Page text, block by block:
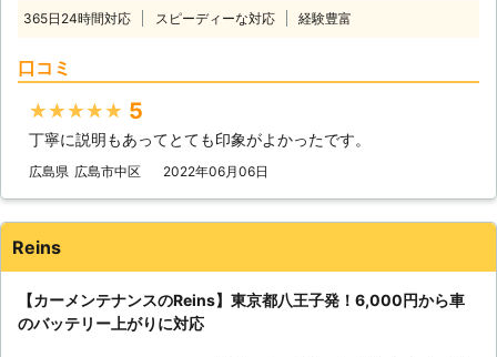
きは、「株式会社クイックキャット」
てしまったからです。車のエンジンは
バッテリー内の電気を利用して動きだ
って動かなくなってしまいます。
365日24時間対応 スピーディーな対応 経験豊富
口コミ
★★★★★ 5
丁寧に説明もあってとても印象がよかったです。
広島県 広島市中区 2022年06月06日
Reins
【カーメンテナンスのReins】東京都八王子発！6,000円から車
のバッテリー上がりに対応